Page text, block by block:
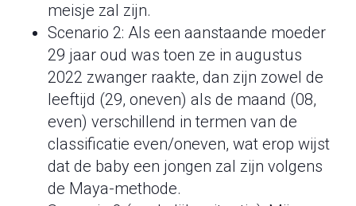
meisje zal zijn.
Scenario 2: Als een aanstaande moeder
29 jaar oud was toen ze in augustus
2022 zwanger raakte, dan zijn zowel de
leeftijd (29, oneven) als de maand (08,
even) verschillend in termen van de
classificatie even/oneven, wat erop wijst
dat de baby een jongen zal zijn volgens
de Maya-methode.